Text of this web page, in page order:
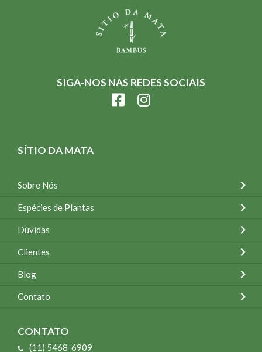
SIGA-NOS NAS REDES SOCIAIS
SÍTIO DA MATA
Sobre Nós
Espécies de Plantas
Dúvidas
Clientes
Blog
Contato
CONTATO
(11) 5468-6909